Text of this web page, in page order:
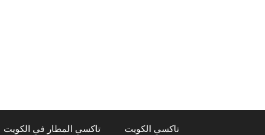
تاكسي الكويت تاكسي المطار في الكويت